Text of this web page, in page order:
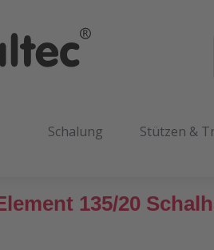
Schalung Stützen &
135/20